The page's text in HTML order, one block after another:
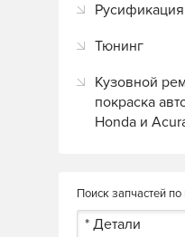
Тюнинг
Кузовной
покраска
Honda и
Поиск запчастей